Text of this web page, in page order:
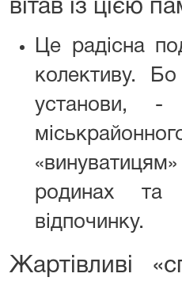
вітав із цією
Це радісна
колективу. Бо
установи, -
родинах та
відпочинку.
Жартівливі